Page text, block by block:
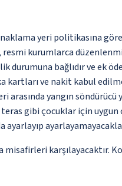
yeri politikasına
kurumlarca
durumuna bağlıdır ve ek
kartları ve nakit kabul
yangın söndürücü
gibi çocuklar için
misafirleri